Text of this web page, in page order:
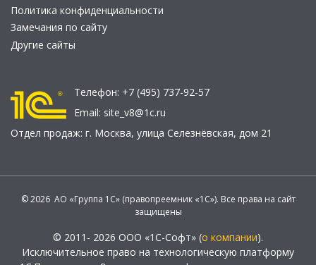
Политика конфиденциальности
Замечания по сайту
Другие сайты
Телефон: +7 (495) 737-92-57
Email: site_v8@1c.ru
Отдел продаж: г. Москва, улица Селезнёвская, дом 21
© 2026 АО «Группа 1С» (правопреемник «1С»). Все права на сайт
защищены
© 2011- 2026 ООО «1С-Софт» (о компании).
Исключительное право на технологическую платформу